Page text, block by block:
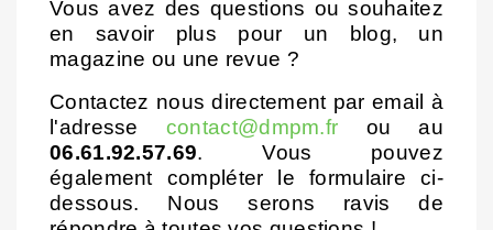
Vous avez des questions ou souhaitez
en savoir plus pour un blog, un
magazine ou une revue ?
Contactez nous directement par email à
l'adresse contact@dmpm.fr ou au
06.61.92.57.69. Vous pouvez
également compléter le formulaire ci-
dessous. Nous serons ravis de